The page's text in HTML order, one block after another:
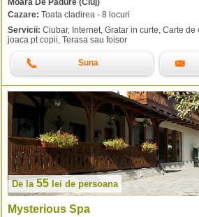
Cazare: Toata cladirea - 8 locuri
Servicii: Ciubar, Internet, Gratar in curte, Carte
joaca pt copii, Terasa sau foisor
Suna
De la 55 lei de persoana
Mysterious Spa